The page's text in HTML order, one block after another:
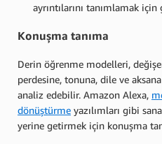
ayrıntılarını tanımlamak
Konuşma tanıma
Derin öğrenme modelleri,
perdesine, tonuna, dile ve
analiz edebilir. Amazon Alexa,
dönüştürme yazılımları gibi
yerine getirmek için konuşma